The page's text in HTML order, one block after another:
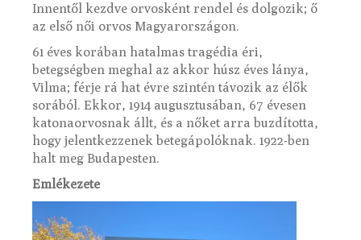
Innentől kezdve orvosként rendel és dolgozik; ő
az első női orvos Magyarországon.
61 éves korában hatalmas tragédia éri,
betegségben meghal az akkor húsz éves lánya,
Vilma; férje rá hat évre szintén távozik az élők
sorából. Ekkor, 1914 augusztusában, 67 évesen
katonaorvosnak állt, és a nőket arra buzdította,
hogy jelentkezzenek betegápolóknak. 1922-ben
halt meg Budapesten.
Emlékezete